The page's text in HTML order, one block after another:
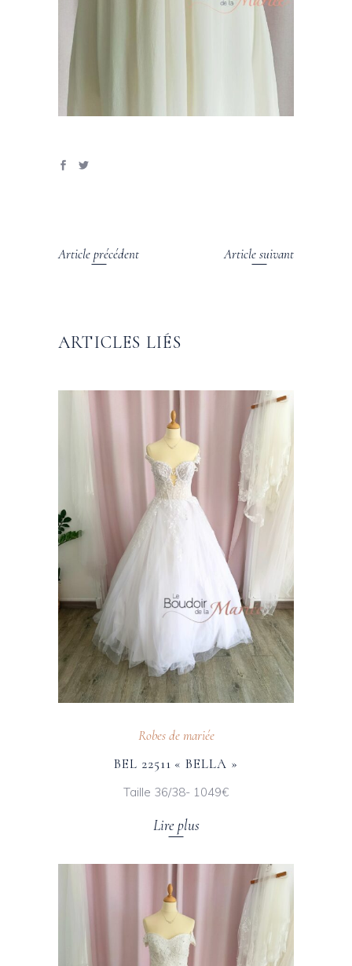
Article précédent Article suivant
ARTICLES LIÉS
Robes de mariée
BEL 22511 « BELLA »
Taille 36/38- 1049€
Lire plus